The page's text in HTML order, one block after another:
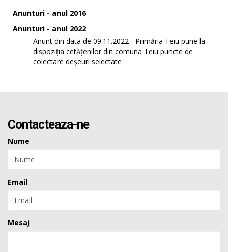
Anunturi - anul 2016
Anunturi - anul 2022
Anunt din data de 09.11.2022 - Primăria Teiu pune la
dispoziția cetățenilor din comuna Teiu puncte de
colectare deșeuri selectate
Contacteaza-ne
Nume
Email
Mesaj